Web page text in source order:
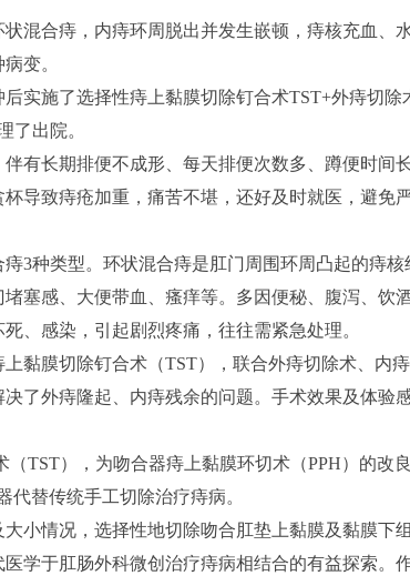
混合痔，内痔环周脱出并发生嵌顿，痔核充血、
变。
实施了选择性痔上黏膜切除钉合术TST+外痔切
了出院。
有长期排便不成形、每天排便次数多、蹲便时间
导致痔疮加重，痛苦不堪，还好及时就医，避免严
3种类型。环状混合痔是肛门周围环周凸起的痔
塞感、大便带血、瘙痒等。多因便秘、腹泻、饮
、感染，引起剧烈疼痛，往往需紧急处理。
黏膜切除钉合术（TST），联合外痔切除术、内
了外痔隆起、内痔残余的问题。手术效果及体验
（TST），为吻合器痔上黏膜环切术（PPH）的改
代替传统手工切除治疗痔病。
小情况，选择性地切除吻合肛垫上黏膜及黏膜下
学于肛肠外科微创治疗痔病相结合的有益探索。